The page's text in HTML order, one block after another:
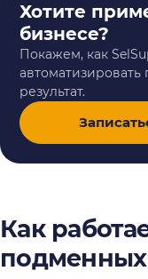
Хотите
бизнесе?
Покажем, как
результат.
Как
подменных